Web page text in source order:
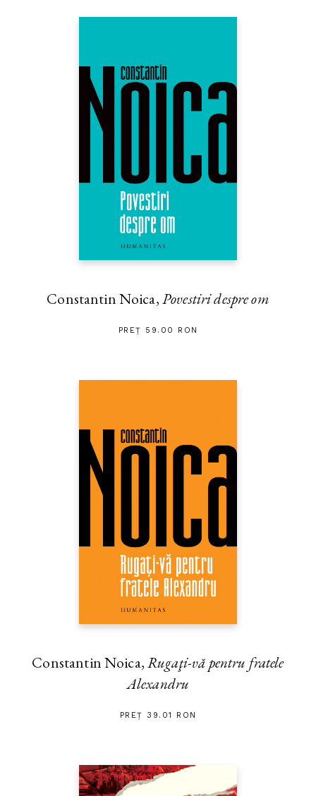
Constantin Noica,Povestiri despre om
PREȚ 59.00 RON
Constantin Noica,Rugaţi-vă pentru fratele
Alexandru
PREȚ 39.01 RON